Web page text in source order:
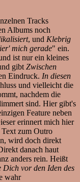
Tracks
Albums noch
, und Klebrig
mich gerade" ein.
ist nur ein kleines
gibt Zwischen
Eindruck. In diesen
und vielleicht die
nachdem die
sind. Hier gibt's
Feature neben
erinnert mich hier
zum Outro
wird doch direkt
danach haut
anders rein. Heißt
Dich vor den Iden des
wahr